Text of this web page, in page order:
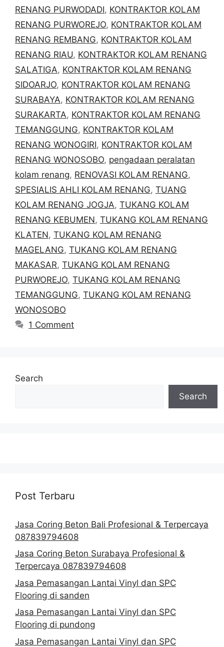
RENANG PURWODADI, KONTRAKTOR KOLAM
RENANG PURWOREJO, KONTRAKTOR KOLAM
RENANG REMBANG, KONTRAKTOR KOLAM
RENANG RIAU, KONTRAKTOR KOLAM RENANG
SALATIGA, KONTRAKTOR KOLAM RENANG
SIDOARJO, KONTRAKTOR KOLAM RENANG
SURABAYA, KONTRAKTOR KOLAM RENANG
SURAKARTA, KONTRAKTOR KOLAM RENANG
TEMANGGUNG, KONTRAKTOR KOLAM
RENANG WONOGIRI, KONTRAKTOR KOLAM
RENANG WONOSOBO, pengadaan peralatan
kolam renang, RENOVASI KOLAM RENANG,
SPESIALIS AHLI KOLAM RENANG, TUANG
KOLAM RENANG JOGJA, TUKANG KOLAM
RENANG KEBUMEN, TUKANG KOLAM RENANG
KLATEN, TUKANG KOLAM RENANG
MAGELANG, TUKANG KOLAM RENANG
MAKASAR, TUKANG KOLAM RENANG
PURWOREJO, TUKANG KOLAM RENANG
TEMANGGUNG, TUKANG KOLAM RENANG
WONOSOBO
1 Comment
Search
Search
Post Terbaru
Jasa Coring Beton Bali Profesional & Terpercaya
087839794608
Jasa Coring Beton Surabaya Profesional &
Terpercaya 087839794608
Jasa Pemasangan Lantai Vinyl dan SPC
Flooring di sanden
Jasa Pemasangan Lantai Vinyl dan SPC
Flooring di pundong
Jasa Pemasangan Lantai Vinyl dan SPC